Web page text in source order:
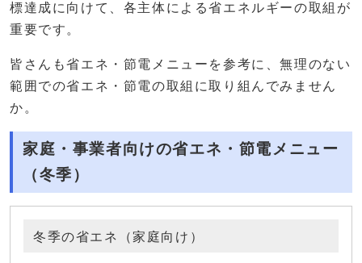
標達成に向けて、各主体による省エネルギーの取組が
重要です。
皆さんも省エネ・節電メニューを参考に、無理のない
範囲での省エネ・節電の取組に取り組んでみません
か。
家庭・事業者向けの省エネ・節電メニュー
（冬季）
冬季の省エネ（家庭向け）